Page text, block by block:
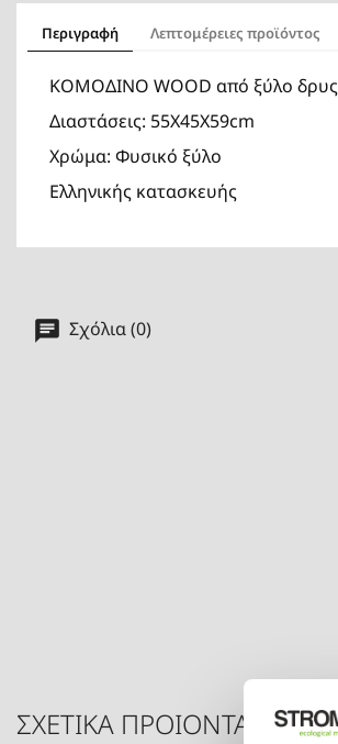
Περιγραφή Λεπτομέρειες προϊόντος
ΚΟΜΟΔΙΝΟ WOOD από ξύλο δρυς
Διαστάσεις: 55Χ45Χ59cm
Χρώμα: Φυσικό ξύλο
Ελληνικής κατασκευής
Σχόλια (0)
ΣΧΕΤΙΚΑ ΠΡΟΙΟΝΤΑ